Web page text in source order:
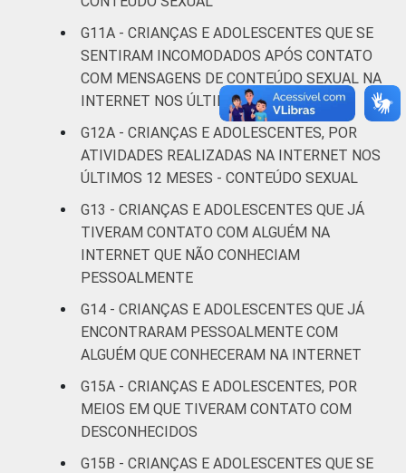
Não
respondeu
13
CLASSE SOCIAL AB 6
C 5
DE 3
Fonte: CGI.br/NIC.br,
Estudos para o
Desenvolvimento da
Sociedade da
Informação
(Cetic.br), Pesquisa
Internet por
Crianças e
Adolescentes no
Brasil - TIC Kids
G11A - CRIANÇAS E ADOLESCENTES QUE SE
SENTIRAM INCOMODADOS APÓS CONTATO
COM MENSAGENS DE CONTEÚDO SEXUAL NA
INTERNET NOS ÚLTIMOS 12 MESES
G12A - CRIANÇAS E ADOLESCENTES, POR
ATIVIDADES REALIZADAS NA INTERNET NOS
ÚLTIMOS 12 MESES - CONTEÚDO SEXUAL
G13 - CRIANÇAS E ADOLESCENTES QUE JÁ
TIVERAM CONTATO COM ALGUÉM NA
INTERNET QUE NÃO CONHECIAM
PESSOALMENTE
G14 - CRIANÇAS E ADOLESCENTES QUE JÁ
ENCONTRARAM PESSOALMENTE COM
ALGUÉM QUE CONHECERAM NA INTERNET
G15A - CRIANÇAS E ADOLESCENTES, POR
MEIOS EM QUE TIVERAM CONTATO COM
DESCONHECIDOS
G15B - CRIANÇAS E ADOLESCENTES QUE SE